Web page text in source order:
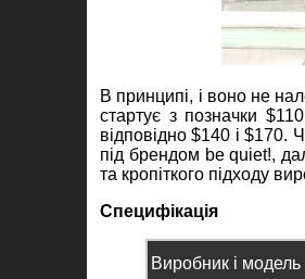
В принципі, і воно не
стартує з позначки
відповідно $140 і $170.
під брендом be quiet!,
та кропіткого підходу
Специфікація
Виробник і модель